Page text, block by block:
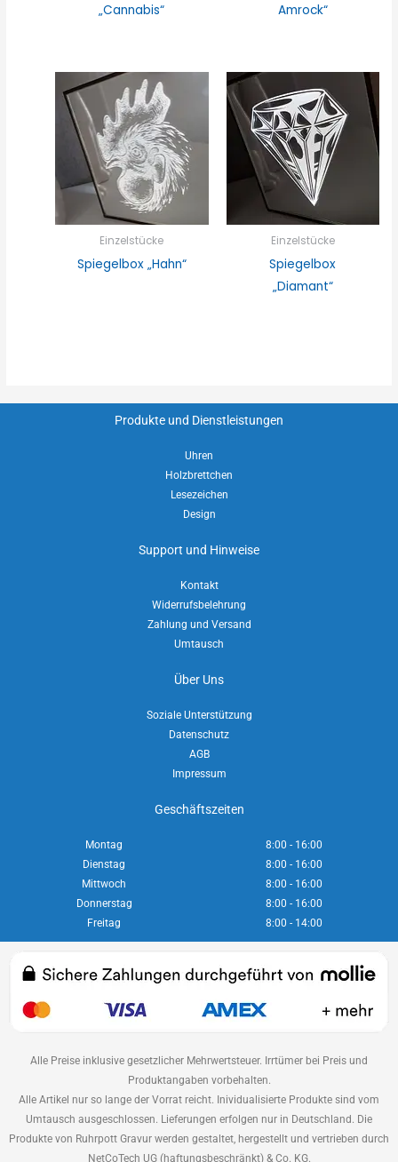
„Cannabis“
Amrock“
Einzelstücke
Spiegelbox „Hahn“
Einzelstücke
Spiegelbox
„Diamant“
Produkte und Dienstleistungen
Uhren
Holzbrettchen
Lesezeichen
Design
Support und Hinweise
Kontakt
Widerrufsbelehrung
Zahlung und Versand
Umtausch
Über Uns
Soziale Unterstützung
Datenschutz
AGB
Impressum
Geschäftszeiten
Montag
8:00 - 16:00
Dienstag
8:00 - 16:00
Mittwoch
8:00 - 16:00
Donnerstag
8:00 - 16:00
Freitag
8:00 - 14:00
Alle Preise inklusive gesetzlicher Mehrwertsteuer. Irrtümer bei Preis und
Produktangaben vorbehalten.
Alle Artikel nur so lange der Vorrat reicht. Inividualisierte Produkte sind vom
Umtausch ausgeschlossen. Lieferungen erfolgen nur in Deutschland. Die
Produkte von Ruhrpott Gravur werden gestaltet, hergestellt und vertrieben durch
NetCoTech UG (haftungsbeschränkt) & Co. KG.